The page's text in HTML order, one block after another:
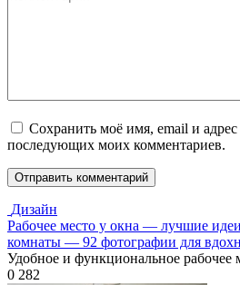
Сохранить моё имя, email и адрес
последующих моих комментариев.
Дизайн
Рабочее место у окна — лучшие
комнаты — 92 фотографии для
Удобное и функциональное рабочее
0 282